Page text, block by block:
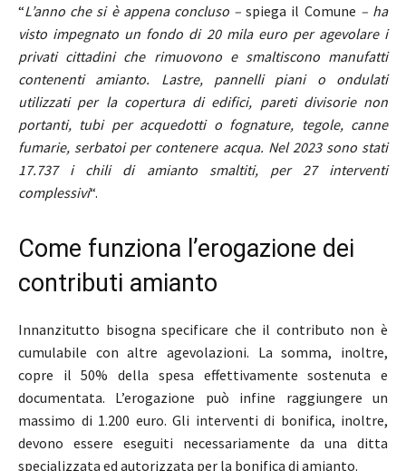
“L’anno che si è appena concluso – spiega il Comune – ha
visto impegnato un fondo di 20 mila euro per agevolare i
privati cittadini che rimuovono e smaltiscono manufatti
contenenti amianto. Lastre, pannelli piani o ondulati
utilizzati per la copertura di edifici, pareti divisorie non
portanti, tubi per acquedotti o fognature, tegole, canne
fumarie, serbatoi per contenere acqua. Nel 2023 sono stati
17.737 i chili di amianto smaltiti, per 27 interventi
complessivi“.
Come funziona l’erogazione dei
contributi amianto
Innanzitutto bisogna specificare che il contributo non è
cumulabile con altre agevolazioni. La somma, inoltre,
copre il 50% della spesa effettivamente sostenuta e
documentata. L’erogazione può infine raggiungere un
massimo di 1.200 euro. Gli interventi di bonifica, inoltre,
devono essere eseguiti necessariamente da una ditta
specializzata ed autorizzata per la bonifica di amianto.